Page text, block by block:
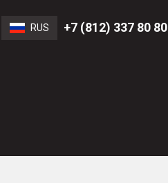
RUS +7 (812) 337 80 80